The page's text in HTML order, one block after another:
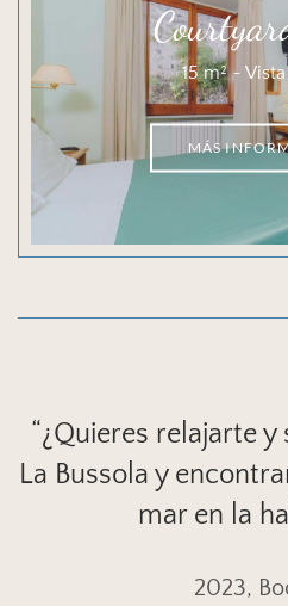
15 m² ~
MÁS
“¿Quieres relajarte
La Bussola y
mar en la
2023,